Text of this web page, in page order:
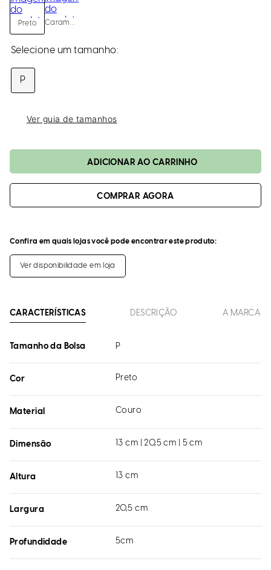
Preto Caramelo
P
Ver guia de tamanhos
ADICIONAR AO CARRINHO
Confira em quais lojas você pode encontrar este produto:
Ver disponibilidade em loja
CARACTERÍSTICAS DESCRIÇÃO A MARCA
Tamanho da Bolsa P
Cor Preto
Material Couro
Dimensão 13 cm | 20,5 cm | 5 cm
Altura 13 cm
Largura 20,5 cm
Profundidade 5cm